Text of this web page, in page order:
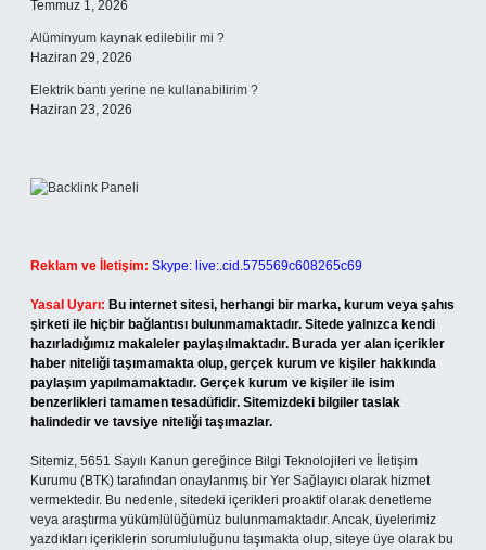
Temmuz 1, 2026
Alüminyum kaynak edilebilir mi ?
Haziran 29, 2026
Elektrik bantı yerine ne kullanabilirim ?
Haziran 23, 2026
Reklam ve İletişim: Skype: live:.cid.575569c608265c69
Yasal Uyarı: Bu internet sitesi, herhangi bir marka, kurum veya şahıs
şirketi ile hiçbir bağlantısı bulunmamaktadır. Sitede yalnızca kendi
hazırladığımız makaleler paylaşılmaktadır. Burada yer alan içerikler
haber niteliği taşımamakta olup, gerçek kurum ve kişiler hakkında
paylaşım yapılmamaktadır. Gerçek kurum ve kişiler ile isim
benzerlikleri tamamen tesadüfidir. Sitemizdeki bilgiler taslak
halindedir ve tavsiye niteliği taşımazlar.
Sitemiz, 5651 Sayılı Kanun gereğince Bilgi Teknolojileri ve İletişim
Kurumu (BTK) tarafından onaylanmış bir Yer Sağlayıcı olarak hizmet
vermektedir. Bu nedenle, sitedeki içerikleri proaktif olarak denetleme
veya araştırma yükümlülüğümüz bulunmamaktadır. Ancak, üyelerimiz
yazdıkları içeriklerin sorumluluğunu taşımakta olup, siteye üye olarak bu